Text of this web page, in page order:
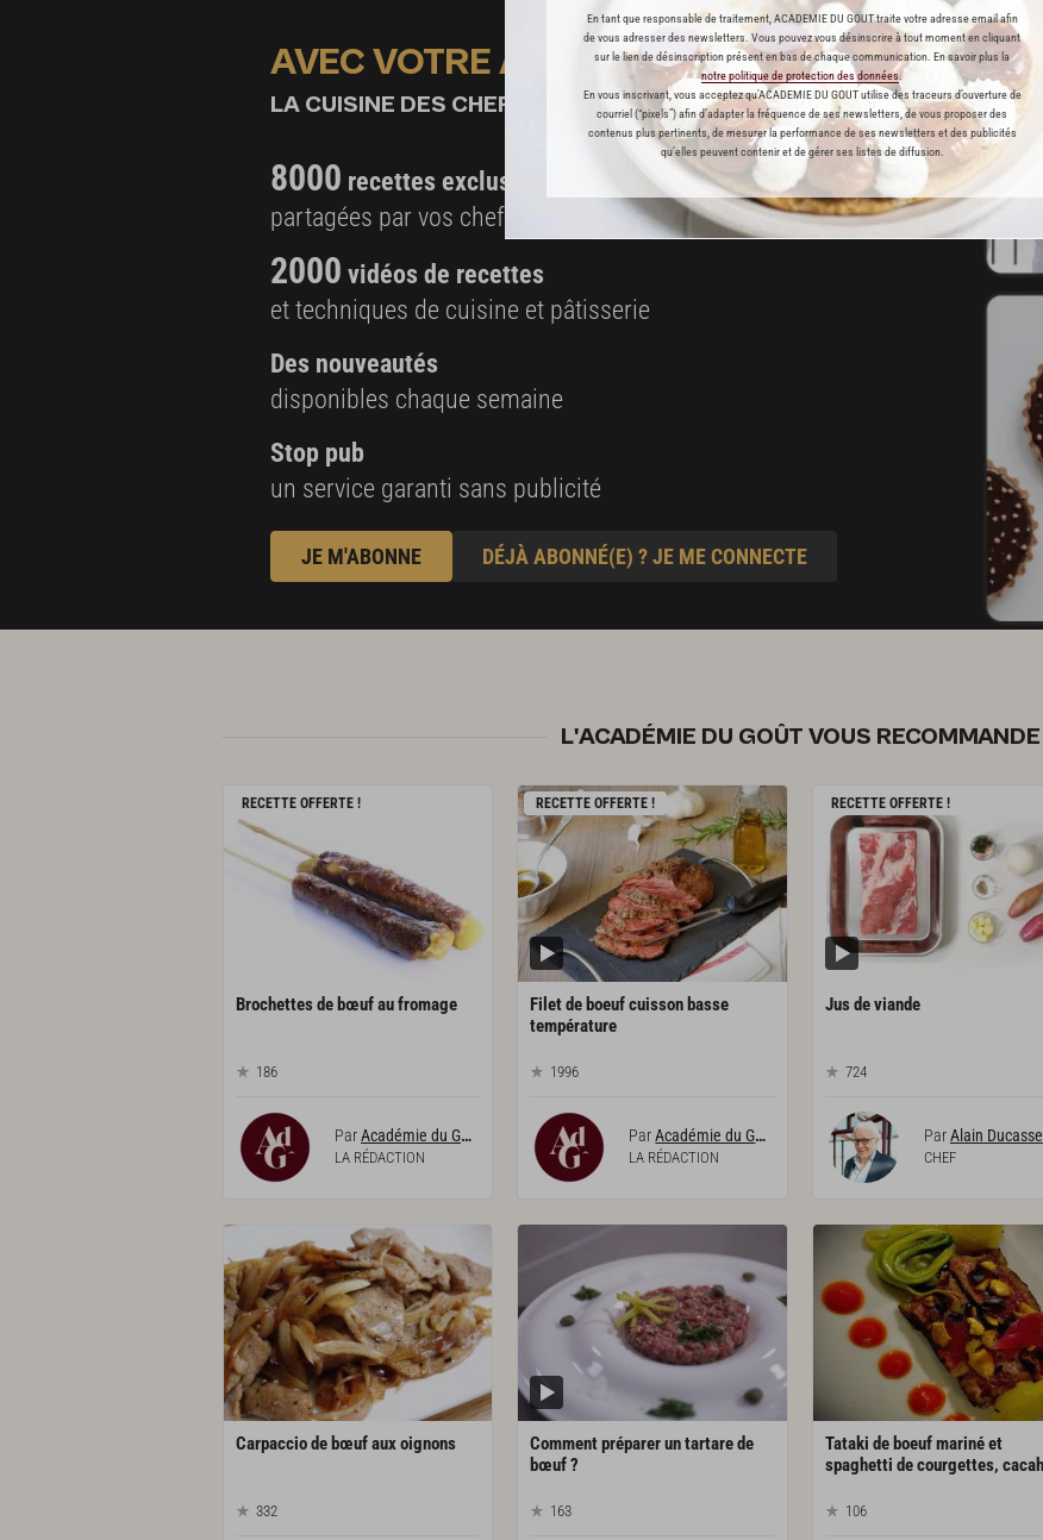
En tant que responsable de traitement, ACADEMIE DU GOUT traite votre adresse email afin
de vous adresser des newsletters. Vous pouvez vous désinscrire à tout moment en cliquant
sur le lien de désinscription présent en bas de chaque communication. En savoir plus la
notre politique de protection des données.
En vous inscrivant, vous acceptez qu'ACADEMIE DU GOUT utilise des traceurs d’ouverture de
courriel (“pixels”) afin d’adapter la fréquence de ses newsletters, de vous proposer des
contenus plus pertinents, de mesurer la performance de ses newsletters et des publicités
qu’elles peuvent contenir et de gérer ses listes de diffusion.
AVEC VOTRE ABONNEMENT PREMIUM
LA CUISINE DES CHEFS, ENFIN ACCESSIBLE !
8000 recettes exclusives
partagées par vos chefs préférés
2000 vidéos de recettes
et techniques de cuisine et pâtisserie
Des nouveautés
disponibles chaque semaine
Stop pub
un service garanti sans publicité
JE M'ABONNE DÉJÀ ABONNÉ(E) ? JE ME CONNECTE
L'ACADÉMIE DU GOÛT VOUS RECOMMANDE
RECETTE OFFERTE !
Brochettesde bœufaufromage
186
ParAcadémie du Goût
LA RÉDACTION
RECETTE OFFERTE !
Filet de boeuf cuisson basse
température
1996
ParAcadémie du Goût
LA RÉDACTION
RECETTE OFFERTE !
Jusdeviande
724
ParAlain Ducasse
CHEF
Carpacciode bœufauxoignons
332
Comment préparer un tartare de
bœuf ?
163
Tataki de boeuf mariné et
106